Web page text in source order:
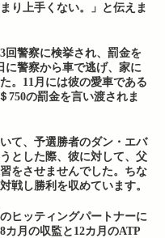
り上手くない。」と伝えま
回警察に検挙され、罰金を
に警察から車で逃げ、家に
。11月には彼の愛車である
750の罰金を言い渡されま
て、予選勝者のダン・エバ
とした際、彼に対して、父
をさせませんでした。ちな
戦し勝利を収めています。
ヒッティングパートナーに
月の収監と12カ月のATP